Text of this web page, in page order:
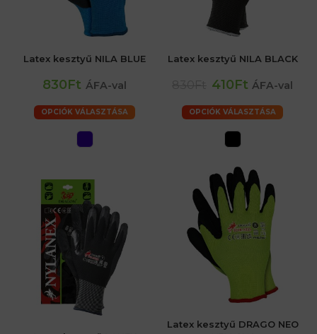
Latex kesztyű NILA BLUE
830Ft ÁFA-val
OPCIÓK VÁLASZTÁSA
Latex kesztyű NILA BLACK
410Ft ÁFA-val
OPCIÓK VÁLASZTÁSA
Latex kesztyű DRAGO NEO